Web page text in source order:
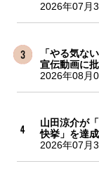
2026年07月
「やる気な
宣伝動画に
2026年08月
山田涼介が
快挙」を達
2026年07月